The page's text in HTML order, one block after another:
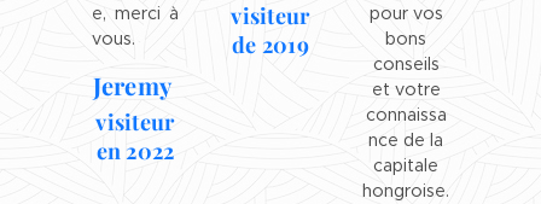
e, merci à
vous.
Jeremy
visiteur
en 2022
visiteur
de 2019
pour vos
bons
conseils
et votre
connaissa
nce de la
capitale
hongroise.